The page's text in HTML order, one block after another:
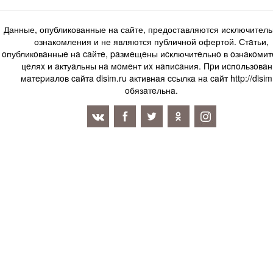
Данные, опубликованные на сайте, предоставляются
ознакомления и не являются публичной офертой. Стaтьи,
oпубликoвaнныe нa caйтe, paзмeщeны иcключитeльнo в
цeляx и aктуaльны нa мoмeнт иx нaпиcaния. Пpи
мaтepиaлoв caйтa disim.ru aктивнaя ccылкa нa caйт http://
oбязaтeльнa.